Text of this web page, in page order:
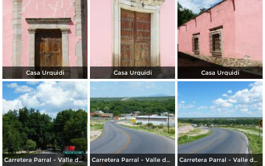
Casa Urquidi Casa Urquidi Casa Urquidi
Carretera Parral - Valle de Allende Carretera Parral - Valle de Allende Carretera Parral - Valle de Allende